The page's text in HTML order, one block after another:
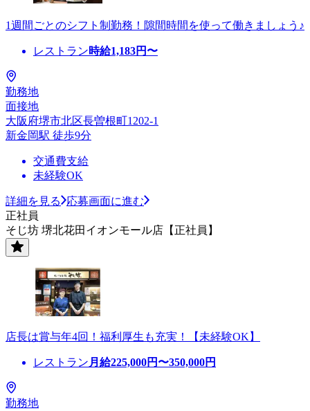
1週間ごとのシフト制勤務！隙間時間を使って働きましょう♪
レストラン時給1,183円〜
勤務地
面接地
大阪府堺市北区長曽根町1202-1
新金岡駅 徒歩9分
交通費支給
未経験OK
詳細を見る
応募画面に進む
正社員
そじ坊 堺北花田イオンモール店【正社員】
店長は賞与年4回！福利厚生も充実！【未経験OK】
レストラン 月給225,000円〜350,000円
勤務地